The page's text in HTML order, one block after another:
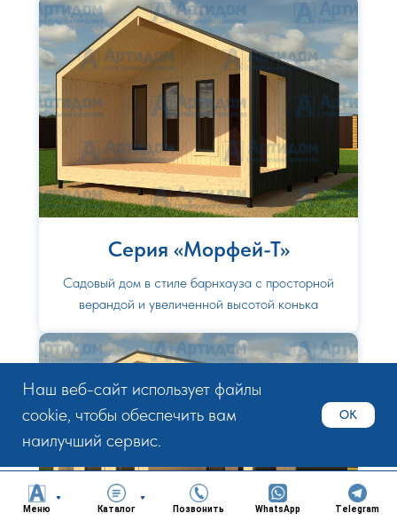
Меню Каталог Позвонить WhatsApp Telegram
Серия «Морфей-Т»
Садовый дом в стиле барнхауза с просторной
верандой и увеличенной высотой конька
Наш веб-сайт использует файлы
cookie, чтобы обеспечить вам
наилучший сервис.
OK